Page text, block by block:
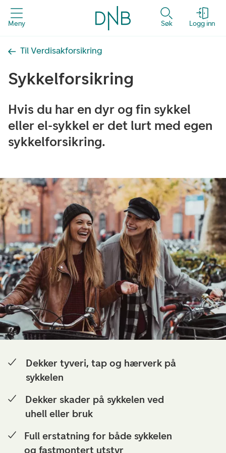
Meny Søk Logg inn
Til Verdisakforsikring
Sykkelforsikring
Hvis du har en dyr og fin sykkel
eller el-sykkel er det lurt med egen
sykkelforsikring.
Dekker tyveri, tap og hærverk på
sykkelen
Dekker skader på sykkelen ved
uhell eller bruk
Full erstatning for både sykkelen
og fastmontert utstyr